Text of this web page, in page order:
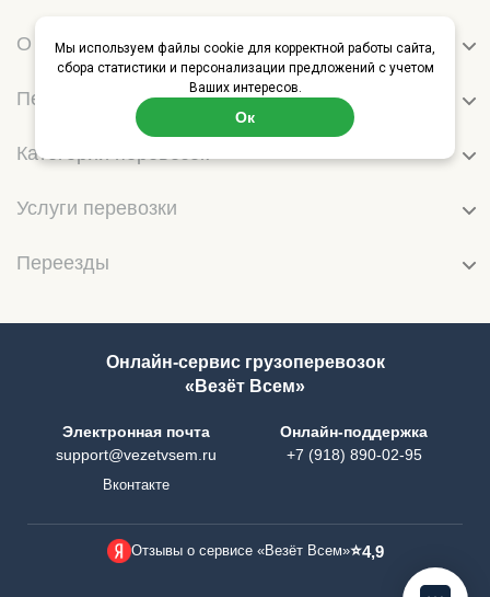
О нас
Перевозчикам
Категории перевозок
Услуги перевозки
Переезды
Онлайн-сервис грузоперевозок
«Везёт Всем»
Электронная почта
support@vezetvsem.ru
Вконтакте
Онлайн-поддержка
+7 (918) 890-02-95
Отзывы о сервисе «Везёт Всем»⭐4,9
Мы используем файлы cookie для корректной работы сайта,
сбора статистики и персонализации предложений с учетом
Ваших интересов.
Ок